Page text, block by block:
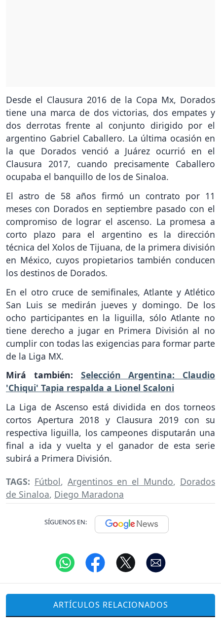
Desde el Clausura 2016 de la Copa Mx, Dorados
tiene una marca de dos victorias, dos empates y
dos derrotas frente al conjunto dirigido por el
argentino Gabriel Caballero. La última ocasión en
la que Dorados venció a Juárez ocurrió en el
Clausura 2017, cuando precisamente Caballero
ocupaba el banquillo de los de Sinaloa.
El astro de 58 años firmó un contrato por 11
meses con Dorados en septiembre pasado con el
compromiso de lograr el ascenso. La promesa a
corto plazo para el argentino es la dirección
técnica del Xolos de Tijuana, de la primera división
en México, cuyos propietarios también conducen
los destinos de Dorados.
En el otro cruce de semifinales, Atlante y Atlético
San Luis se medirán jueves y domingo. De los
ocho participantes en la liguilla, sólo Atlante no
tiene derecho a jugar en Primera División al no
cumplir con todas las exigencias para formar parte
de la Liga MX.
Mirá también: Selección Argentina: Claudio
'Chiqui' Tapia respalda a Lionel Scaloni
La Liga de Ascenso está dividida en dos torneos
cortos Apertura 2018 y Clausura 2019 con su
respectiva liguilla, los campeones disputarán una
final a ida y vuelta y el ganador de esta serie
subirá a Primera División.
TAGS: Fútbol, Argentinos en el Mundo, Dorados
de Sinaloa, Diego Maradona
SÍGUENOS EN:
ARTÍCULOS RELACIONADOS